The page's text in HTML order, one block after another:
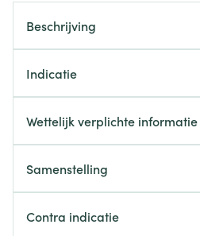
Beschrijving
Indicatie
Wettelijk verplichte informatie
Samenstelling
Contra indicatie